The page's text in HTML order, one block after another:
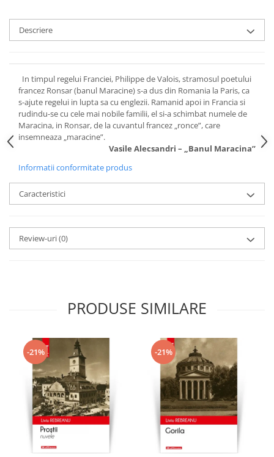
Descriere
In timpul regelui Franciei, Philippe de Valois, stramosul poetului
francez Ronsar (banul Maracine) s-a dus din Romania la Paris, ca
s-ajute regelui in lupta sa cu englezii. Ramanid apoi in Francia si
rudindu-se cu cele mai nobile familii, el si-a schimbat numele de
Maracina, in Ronsar, de la cuvantul francez „ronce”, care
insemneaza „maracine”.
Vasile Alecsandri – „Banul Maracina”
Informatii conformitate produs
Caracteristici
Review-uri(0)
PRODUSE SIMILARE
-21% -21%